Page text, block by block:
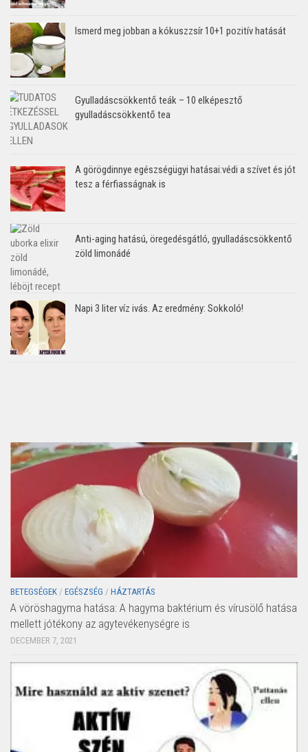
Ismerd meg jobban a kókuszzsír 10+1 pozitív hatását
Gyulladáscsökkentő teák – 10 elképesztő
gyulladáscsökkentő tea
A görögdinnye egészségügyi hatásai:védi a szívet és jót
tesz a férfiasságnak is
Anti-aging hatású, öregedésgátló, gyulladáscsökkentő
zöld limonádé
Napi 3 liter víz ivás. Az eredmény: Sokkoló!
BETEGSÉGEK / EGÉSZSÉG / HÁZTARTÁS
A vöröshagyma hatása: A hagyma baktérium és vírusölő hatása
mellett jótékony az agytevékenységre is
DECEMBER 7, 2021